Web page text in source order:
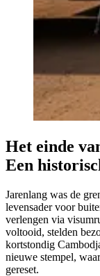
Het einde
Een
Jarenlang was de
levensader voor
verlengen via
voltooid, stelden
kortstondig
nieuwe stempel,
gereset.